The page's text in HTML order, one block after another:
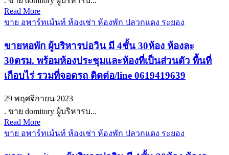
Read More
ขาย อพาร์ทเม้นท์ ห้องเช่า ห้องพัก ปลวกแดง ระยอง
ขายหอพัก ผู้บริหารบ่อวิน มี 4ชั้น 30ห้อง ห้องละ
30ตรม. พร้อมห้องประชุมและห้องที่เป็นส่วนตัว พื้นที่
เกือบไร่ รวมที่จอดรถ ติดต่อ/line 0619419639
29 พฤศจิกายน 2023
. ขาย domitory ผู้บริหารบ...
Read More
ขาย อพาร์ทเม้นท์ ห้องเช่า ห้องพัก ปลวกแดง ระยอง